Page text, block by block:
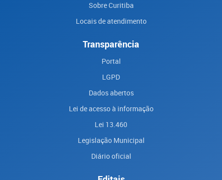
Sobre Curitiba
Locais de atendimento
Transparência
Portal
LGPD
Dados abertos
Lei de acesso à informação
Lei 13.460
Legislação Municipal
Diário oficial